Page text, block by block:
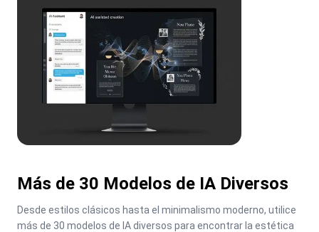
Más de 30 Modelos de IA Diversos
Desde estilos clásicos hasta el minimalismo moderno, utilice
más de 30 modelos de IA diversos para encontrar la estética